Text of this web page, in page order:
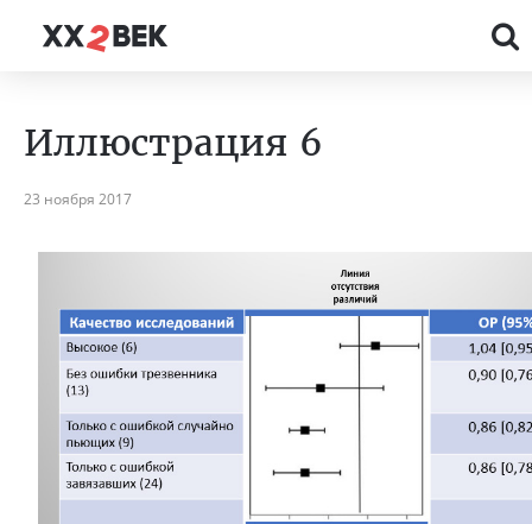
Иллюстрация 6
23 ноября 2017